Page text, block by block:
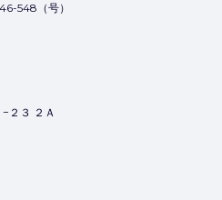
548（号）
２３ ２Ａ